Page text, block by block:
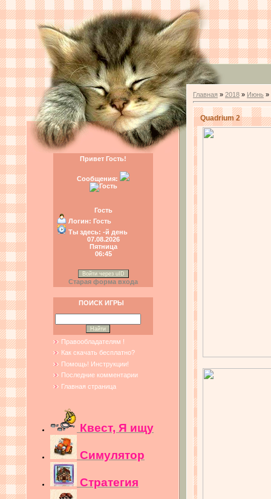
Привет Гость!
Сообщения:
Гость
Логин: Гость
Ты здесь: -й день
07.08.2026
Пятница
06:45
Войти через uID
Старая форма входа
ПОИСК ИГРЫ
Правообладателям !
Как скачать бесплатно?
Помощь! Инструкции!
Последние комментарии
Главная страница
Квест, Я ищу
Симулятор
Стратегия
Главная » 2018 » Июнь »
Quadrium 2